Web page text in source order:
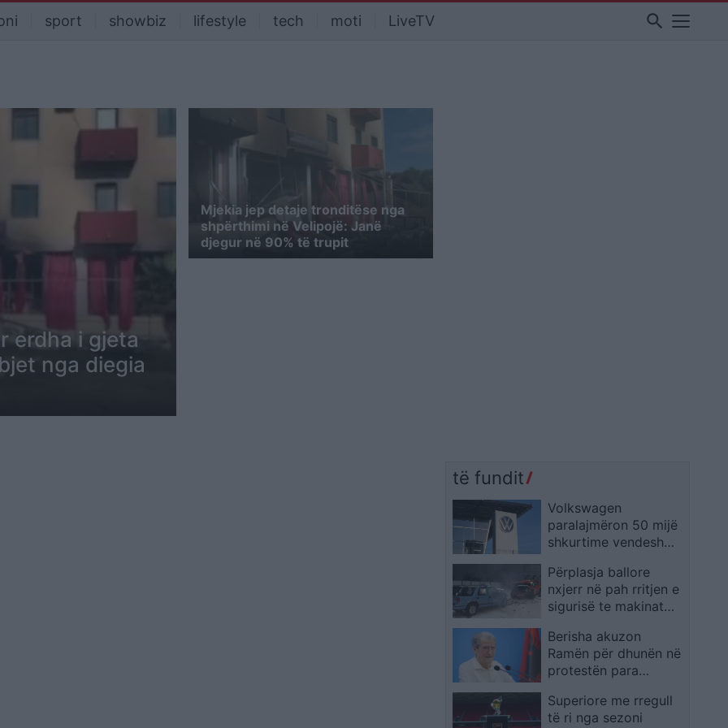
sport showbiz lifestyle tech moti LiveTV search
erdha i gjeta
nga diegia
Mjekia jep detaje tronditëse nga
shpërthimi në Velipojë: Janë
djegur në 90% të trupit
të fundit
Volkswagen
paralajmëron 50 mijë
shkurtime vendesh
“Modeli ynë i biznesit
nuk funksionon më”
Përplasja ballore
nxjerr në pah rritjen e
sigurisë te makinat
Berisha akuzon
Ramën për dhunën në
protestën para
gaz lotsjellës, ujë dhe
forcë ndaj
Superiore me rregull
të ri nga sezoni